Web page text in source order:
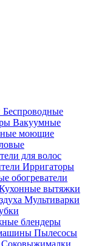
Беспроводные
Вакуумные
моющие
для волос
Ирригаторы
обогреватели
вытяжки
Мультиварки
блендеры
Пылесосы
Соковыжималки